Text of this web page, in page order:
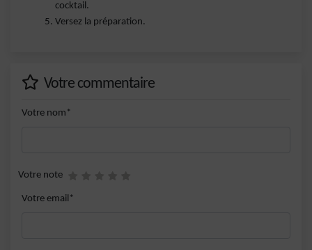
cocktail.
Versez la préparation.
Votre commentaire
Votre nom*
Votre note
Votre email*